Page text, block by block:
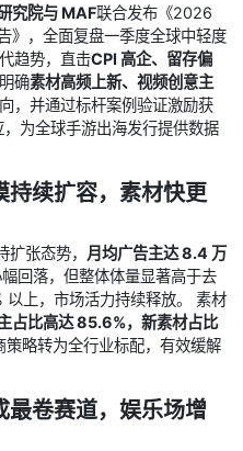
究院与 MAF联合发布《2026
》，全面复盘一季度全球中轻度
趋势，直击CPI 高企、留存偏
确素材高频上新、视频创意主
，并通过标杆案例验证激励获
为全球手游出海发行提供数据
持续扩容，素材快更
张态势，
月均广告主达 8.4 万
回落，但整体体量显著高于去
上，市场活力持续释放。 素材
占比高达 85.6%，新素材占比
策略转为全行业标配，有效缓解
最卷赛道，娱乐场增